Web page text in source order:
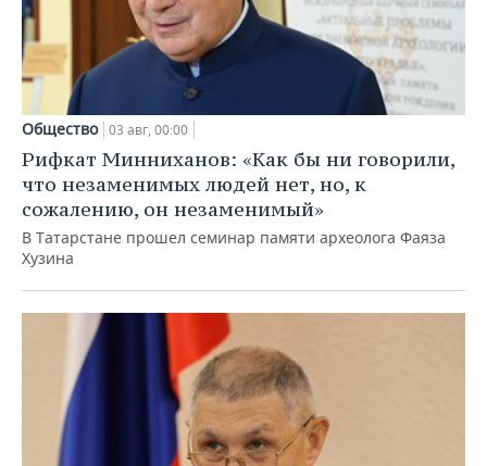
Общество 03 авг, 00:00
Рифкат Минниханов: «Как бы ни говорили,
что незаменимых людей нет, но, к
сожалению, он незаменимый»
В Татарстане прошел семинар памяти археолога Фаяза
Хузина